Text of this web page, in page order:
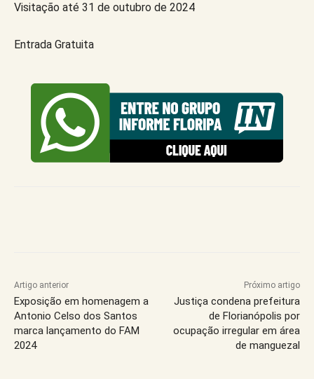
Visitação até 31 de outubro de 2024
Entrada Gratuita
Artigo anterior
Exposição em homenagem a
Antonio Celso dos Santos
marca lançamento do FAM
2024
Próximo artigo
Justiça condena prefeitura
de Florianópolis por
ocupação irregular em área
de manguezal